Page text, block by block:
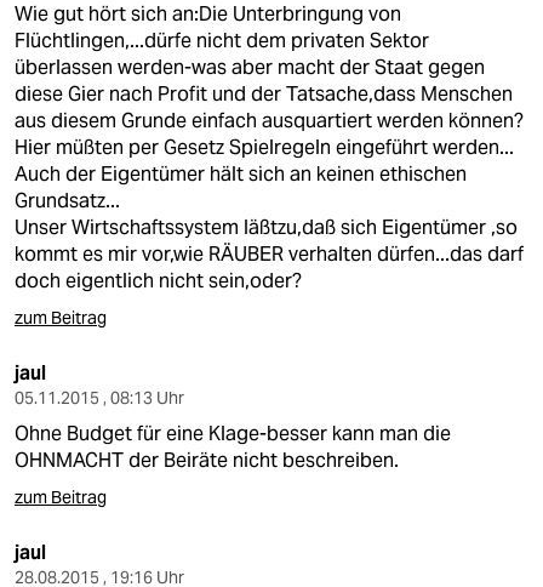
Wie gut hört sich an:Die Unterbringung von
Flüchtlingen,...dürfe nicht dem privaten Sektor
überlassen werden-was aber macht der Staat gegen
diese Gier nach Profit und der Tatsache,dass Menschen
aus diesem Grunde einfach ausquartiert werden können?
Hier müßten per Gesetz Spielregeln eingeführt werden...
Auch der Eigentümer hält sich an keinen ethischen
Grundsatz...
Unser Wirtschaftssystem läßtzu,daß sich Eigentümer ,so
kommt es mir vor,wie RÄUBER verhalten dürfen...das darf
doch eigentlich nicht sein,oder?
zum Beitrag
jaul
05.11.2015 , 08:13 Uhr
Ohne Budget für eine Klage-besser kann man die
OHNMACHT der Beiräte nicht beschreiben.
zum Beitrag
jaul
28.08.2015 , 19:16 Uhr